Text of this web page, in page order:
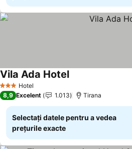
3 SteleHotel
Vila Ada Hotel
8,9 Excelent 1.013 Tirana
Selectați datele pentru a vedea
prețurile exacte